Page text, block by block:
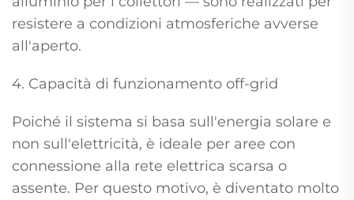
resistere a condizioni atmosferiche avverse
all'aperto.
4. Capacità di funzionamento off-grid
Poiché il sistema si basa sull'energia solare e
non sull'elettricità, è ideale per aree con
connessione alla rete elettrica scarsa o
assente. Per questo motivo, è diventato molto